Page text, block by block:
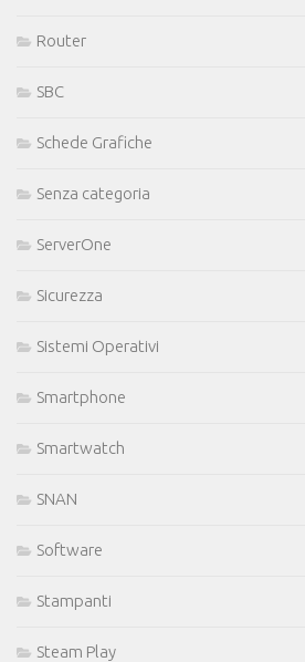
Router
SBC
Schede Grafiche
Senza categoria
ServerOne
Sicurezza
Sistemi Operativi
Smartphone
Smartwatch
SNAN
Software
Stampanti
Steam Play